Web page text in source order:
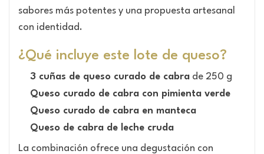
sabores más potentes y una propuesta artesanal
con identidad.
¿Qué incluye este lote de queso?
3 cuñas de queso curado de cabra de 250 g
Queso curado de cabra con pimienta verde
Queso curado de cabra en manteca
Queso de cabra de leche cruda
La combinación ofrece una degustación con